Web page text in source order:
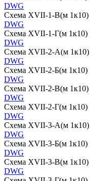
DWG
Схема XVII-1-В(м 1к10)
DWG
Схема XVII-1-Г(м 1к10)
DWG
Схема XVII-2-А(м 1к10)
DWG
Схема XVII-2-Б(м 1к10)
DWG
Схема XVII-2-В(м 1к10)
DWG
Схема XVII-2-Г(м 1к10)
DWG
Схема XVII-3-А(м 1к10)
DWG
Схема XVII-3-Б(м 1к10)
DWG
Схема XVII-3-В(м 1к10)
DWG